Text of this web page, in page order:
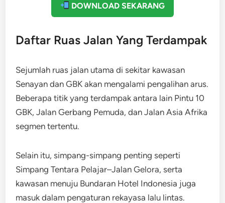
DOWNLOAD SEKARANG
Daftar Ruas Jalan Yang Terdampak
Sejumlah ruas jalan utama di sekitar kawasan
Senayan dan GBK akan mengalami pengalihan arus.
Beberapa titik yang terdampak antara lain Pintu 10
GBK, Jalan Gerbang Pemuda, dan Jalan Asia Afrika
segmen tertentu.
Selain itu, simpang-simpang penting seperti
Simpang Tentara Pelajar–Jalan Gelora, serta
kawasan menuju Bundaran Hotel Indonesia juga
masuk dalam pengaturan rekayasa lalu lintas.